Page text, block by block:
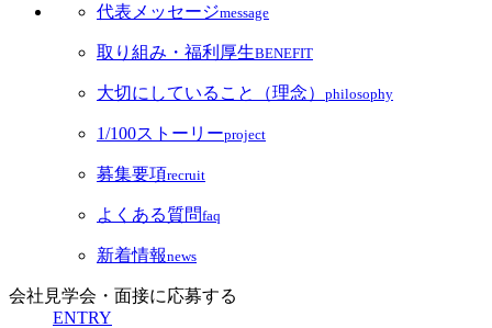
代表メッセージmessage
取り組み・福利厚生BENEFIT
大切にしていること（理念） philosophy
1/100ストーリーproject
募集要項recruit
よくある質問faq
新着情報news
会社見学会・面接に応募する
ENTRY